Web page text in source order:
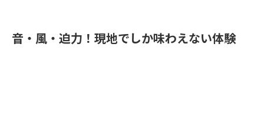
音・風・迫力！現地でしか味わえない体験